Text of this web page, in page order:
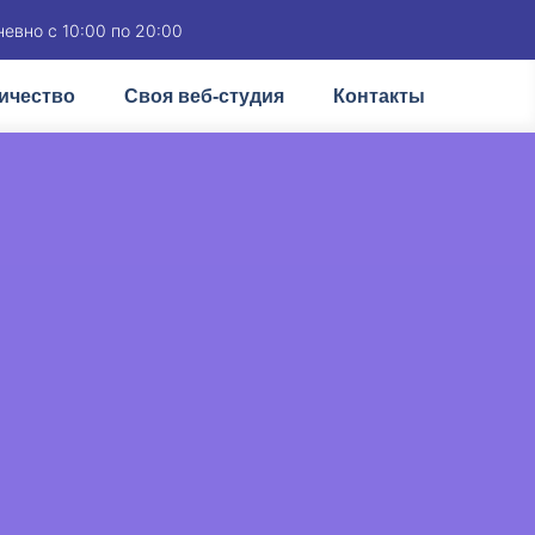
с 10:00 по 20:00
Своя веб-студия Контакты